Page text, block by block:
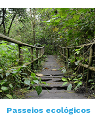
Passeios ecológicos